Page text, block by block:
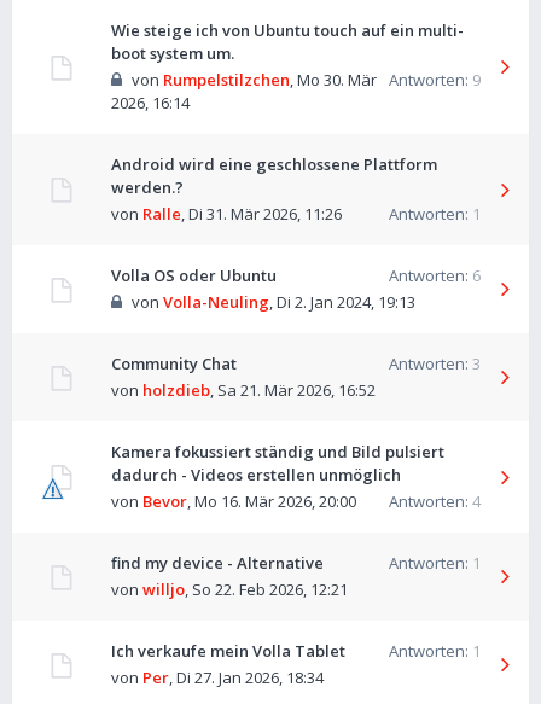
Wie steige ich von Ubuntu touch auf ein multi-
boot system um.
Antworten: 9
von Rumpelstilzchen,Mo 30. Mär
2026, 16:14
Android wird eine geschlossene Plattform
werden.?
Antworten: 1
von Ralle,Di 31. Mär 2026, 11:26
Volla OS oder Ubuntu Antworten: 6
von Volla-Neuling,Di 2. Jan 2024, 19:13
Community Chat Antworten: 3
von holzdieb, Sa 21. Mär 2026, 16:52
Kamera fokussiert ständig und Bild pulsiert
dadurch - Videos erstellen unmöglich
Antworten: 4
von Bevor,Mo 16. Mär 2026, 20:00
find my device - Alternative Antworten: 1
von willjo, So 22. Feb 2026, 12:21
Ich verkaufe mein Volla Tablet Antworten: 1
von Per,Di 27. Jan 2026, 18:34